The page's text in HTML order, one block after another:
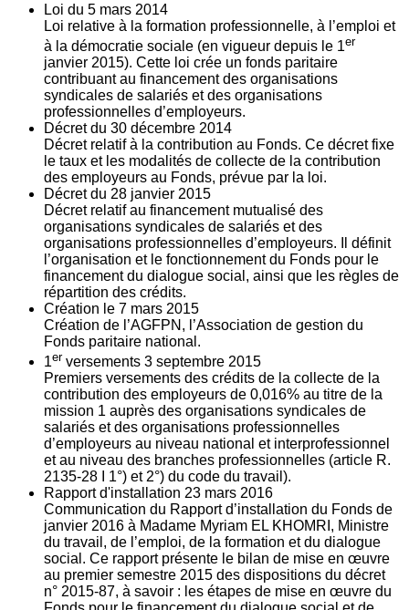
Loi du 5 mars 2014
Loi relative à la formation professionnelle, à l’emploi et
à la démocratie sociale (en vigueur depuis le 1er
janvier 2015). Cette loi crée un fonds paritaire
contribuant au financement des organisations
syndicales de salariés et des organisations
professionnelles d’employeurs.
Décret du 30 décembre 2014
Décret relatif à la contribution au Fonds. Ce décret fixe
le taux et les modalités de collecte de la contribution
des employeurs au Fonds, prévue par la loi.
Décret du 28 janvier 2015
Décret relatif au financement mutualisé des
organisations syndicales de salariés et des
organisations professionnelles d’employeurs. Il définit
l’organisation et le fonctionnement du Fonds pour le
financement du dialogue social, ainsi que les règles de
répartition des crédits.
Création le 7 mars 2015
Création de l’AGFPN, l’Association de gestion du
Fonds paritaire national.
1er versements 3 septembre 2015
Premiers versements des crédits de la collecte de la
contribution des employeurs de 0,016% au titre de la
mission 1 auprès des organisations syndicales de
salariés et des organisations professionnelles
d’employeurs au niveau national et interprofessionnel
et au niveau des branches professionnelles (article R.
2135‐28 I 1°) et 2°) du code du travail).
Rapport d'installation 23 mars 2016
Communication du Rapport d’installation du Fonds de
janvier 2016 à Madame Myriam EL KHOMRI, Ministre
du travail, de l’emploi, de la formation et du dialogue
social. Ce rapport présente le bilan de mise en œuvre
au premier semestre 2015 des dispositions du décret
n° 2015-87, à savoir : les étapes de mise en œuvre du